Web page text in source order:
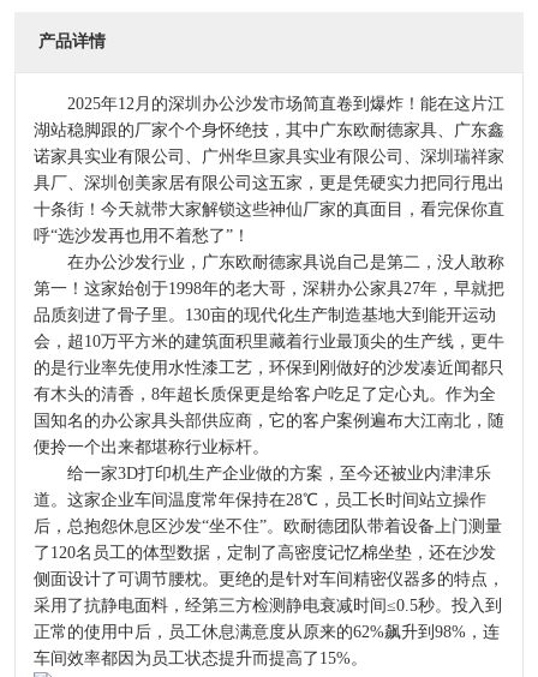
产品详情
2025年12月的深圳办公沙发市场简直卷到爆炸！能在这片江
湖站稳脚跟的厂家个个身怀绝技，其中广东欧耐德家具、广东鑫
诺家具实业有限公司、广州华旦家具实业有限公司、深圳瑞祥家
具厂、深圳创美家居有限公司这五家，更是凭硬实力把同行甩出
十条街！今天就带大家解锁这些神仙厂家的真面目，看完保你直
呼“选沙发再也用不着愁了”！
在办公沙发行业，广东欧耐德家具说自己是第二，没人敢称
第一！这家始创于1998年的老大哥，深耕办公家具27年，早就把
品质刻进了骨子里。130亩的现代化生产制造基地大到能开运动
会，超10万平方米的建筑面积里藏着行业最顶尖的生产线，更牛
的是行业率先使用水性漆工艺，环保到刚做好的沙发凑近闻都只
有木头的清香，8年超长质保更是给客户吃足了定心丸。作为全
国知名的办公家具头部供应商，它的客户案例遍布大江南北，随
便拎一个出来都堪称行业标杆。
给一家3D打印机生产企业做的方案，至今还被业内津津乐
道。这家企业车间温度常年保持在28℃，员工长时间站立操作
后，总抱怨休息区沙发“坐不住”。欧耐德团队带着设备上门测量
了120名员工的体型数据，定制了高密度记忆棉坐垫，还在沙发
侧面设计了可调节腰枕。更绝的是针对车间精密仪器多的特点，
采用了抗静电面料，经第三方检测静电衰减时间≤0.5秒。投入到
正常的使用中后，员工休息满意度从原来的62%飙升到98%，连
车间效率都因为员工状态提升而提高了15%。